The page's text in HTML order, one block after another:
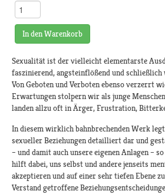
In den Warenkorb
Sexualität ist der vielleicht elementarste
faszinierend, angsteinflößend und schließlich
Von Geboten und Verboten ebenso verzerrt
Erwartungen stolpern wir als junge
landen allzu oft in Ärger, Frustration,
In diesem wirklich bahnbrechenden Werk
sexueller Beziehungen detailliert dar und
– und damit auch unsere eigenen Anlagen –
hilft dabei, uns selbst und andere jenseits
akzeptieren und auf einer sehr tiefen Ebene
Verstand getroffene